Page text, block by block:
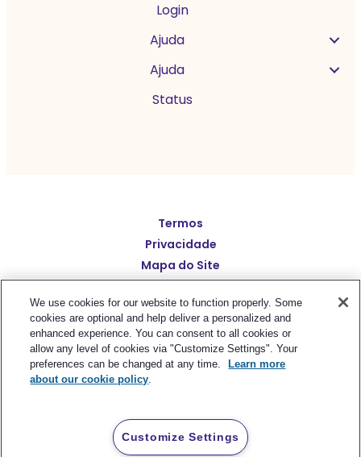
Login
Ajuda
Ajuda
Status
Termos
Privacidade
Mapa do Site
Español
Deutsch
简体中文
日本語
© Polaris Software, LLCBenchmark Email® is a
registered trademark ofPolaris Software, LLC
We use cookies for our website to function properly. Some
cookies are optional and help deliver a personalized and
enhanced experience. You can consent to all cookies or
allow any level of cookies via "Customize Settings". Your
preferences can be changed at any time.
Learn more
about our cookie policy.
Customize Settings